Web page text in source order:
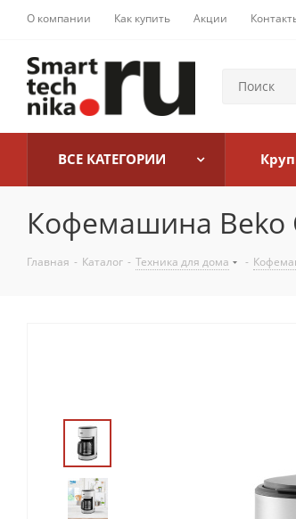
О компании Как купить Акции
ВСЕ КАТЕГОРИИ
Кофемашина Beko
Главная - Каталог - Техника для дома -